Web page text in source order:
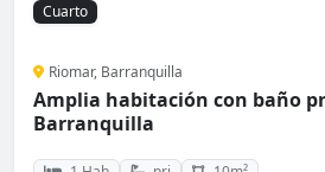
Cuarto
Riomar, Barranquilla
Amplia habitación con baño
Barranquilla